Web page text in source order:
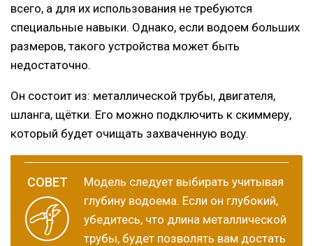
всего, а для их использования не требуются
специальные навыки. Однако, если водоем больших
размеров, такого устройства может быть
недостаточно.
Он состоит из: металлической трубы, двигателя,
шланга, щётки. Его можно подключить к скиммеру,
который будет очищать захваченную воду.
Модель следует выбирать учитывая
глубину водоема. Если он глубокий,
убедитесь, что длина металлической
трубы, будет позволять вам достать